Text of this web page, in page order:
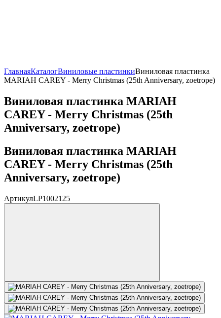
ГлавнаяКаталогВиниловые пластинкиВиниловая пластинка
MARIAH CAREY - Merry Christmas (25th Anniversary, zoetrope)
Виниловая пластинка MARIAH
CAREY - Merry Christmas (25th
Anniversary, zoetrope)
Виниловая пластинка MARIAH
CAREY - Merry Christmas (25th
Anniversary, zoetrope)
АртикулLP1002125